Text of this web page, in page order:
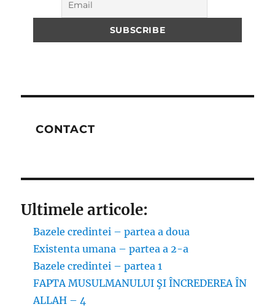
CONTACT
Ultimele articole:
Bazele credintei – partea a doua
Existenta umana – partea a 2-a
Bazele credintei – partea 1
FAPTA MUSULMANULUI ŞI ÎNCREDEREA ÎN
ALLAH – 4